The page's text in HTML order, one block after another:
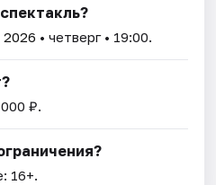
2026 • четверг • 19:00.
₽.
16+.